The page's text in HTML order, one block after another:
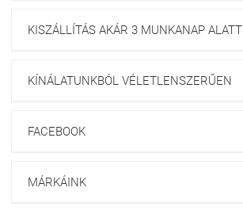
KISZÁLLÍTÁS AKÁR 3 MUNKANAP ALATT
KÍNÁLATUNKBÓL VÉLETLENSZERŰEN
FACEBOOK
MÁRKÁINK